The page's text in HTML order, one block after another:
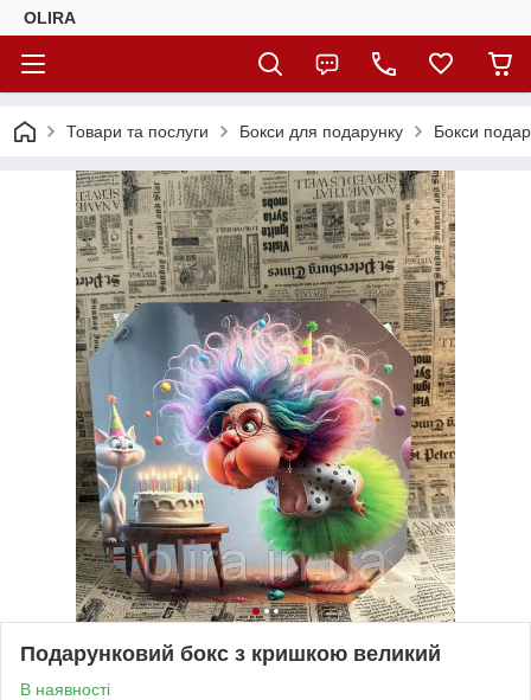
OLIRA
Товари та послуги Бокси для подарунку Бокси
Подарунковий бокс з кришкою великий
В наявності